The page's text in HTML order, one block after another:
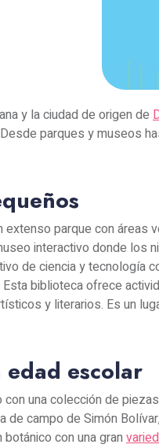
y la ciudad de origen de
parques y museos
extenso parque con áreas
interactivo donde los
de ciencia y tecnología
Esta biblioteca ofrece
y literarios. Es un
edad escolar
con una colección de
de campo de Simón Bolívar,
botánico con una gran